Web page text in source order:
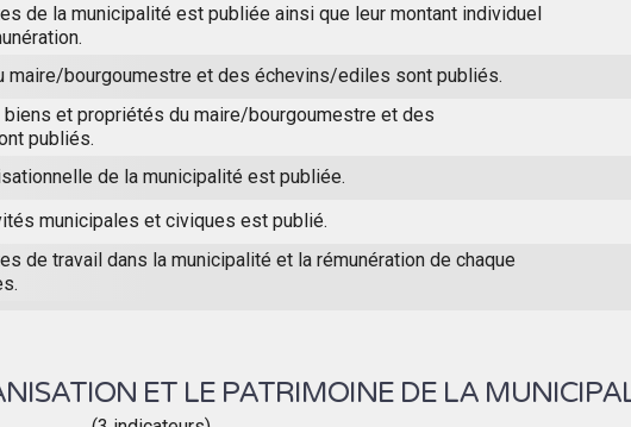
de la municipalité est publiée ainsi que leur montant individuel
maire/bourgoumestre et des échevins/ediles sont publiés.
biens et propriétés du maire/bourgoumestre et des
publiés.
de la municipalité est publiée.
municipales et civiques est publié.
de travail dans la municipalité et la rémunération de chaque
ET LE PATRIMOINE DE LA